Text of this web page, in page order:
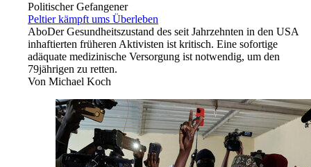
Politischer Gefangener
Peltier kämpft ums Überleben
AboDer Gesundheitszustand des seit Jahrzehnten in den USA
inhaftierten früheren Aktivisten ist kritisch. Eine sofortige
adäquate medizinische Versorgung ist notwendig, um den
79jährigen zu retten.
Von Michael Koch